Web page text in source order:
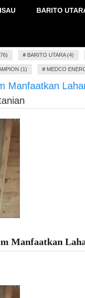
BARITO
# BARITO UTARA (4)
(1) # MEDCO
Manfaatkan
Manfaatkan